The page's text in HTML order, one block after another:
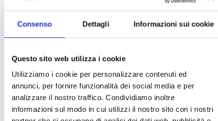
Consenso Dettagli Informazioni sui cookie
Questo sito web utilizza i cookie
Utilizziamo i cookie per personalizzare contenuti ed
annunci, per fornire funzionalità dei social media e per
analizzare il nostro traffico. Condividiamo inoltre
informazioni sul modo in cui utilizzi il nostro sito con i nostri
Michele Manna
Ha pubblicato con noi